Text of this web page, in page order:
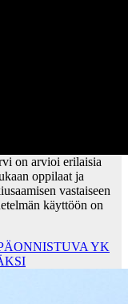
on arvioi erilaisia
oppilaat ja
vastaiseen
käyttöön on
YK